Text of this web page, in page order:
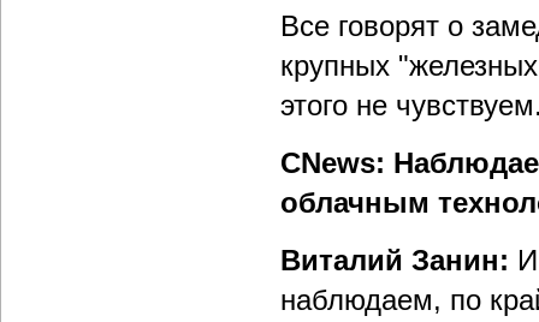
Все говорят о
крупных
этого не
CNews:
облачным
Виталий Занин:
наблюдаем, по